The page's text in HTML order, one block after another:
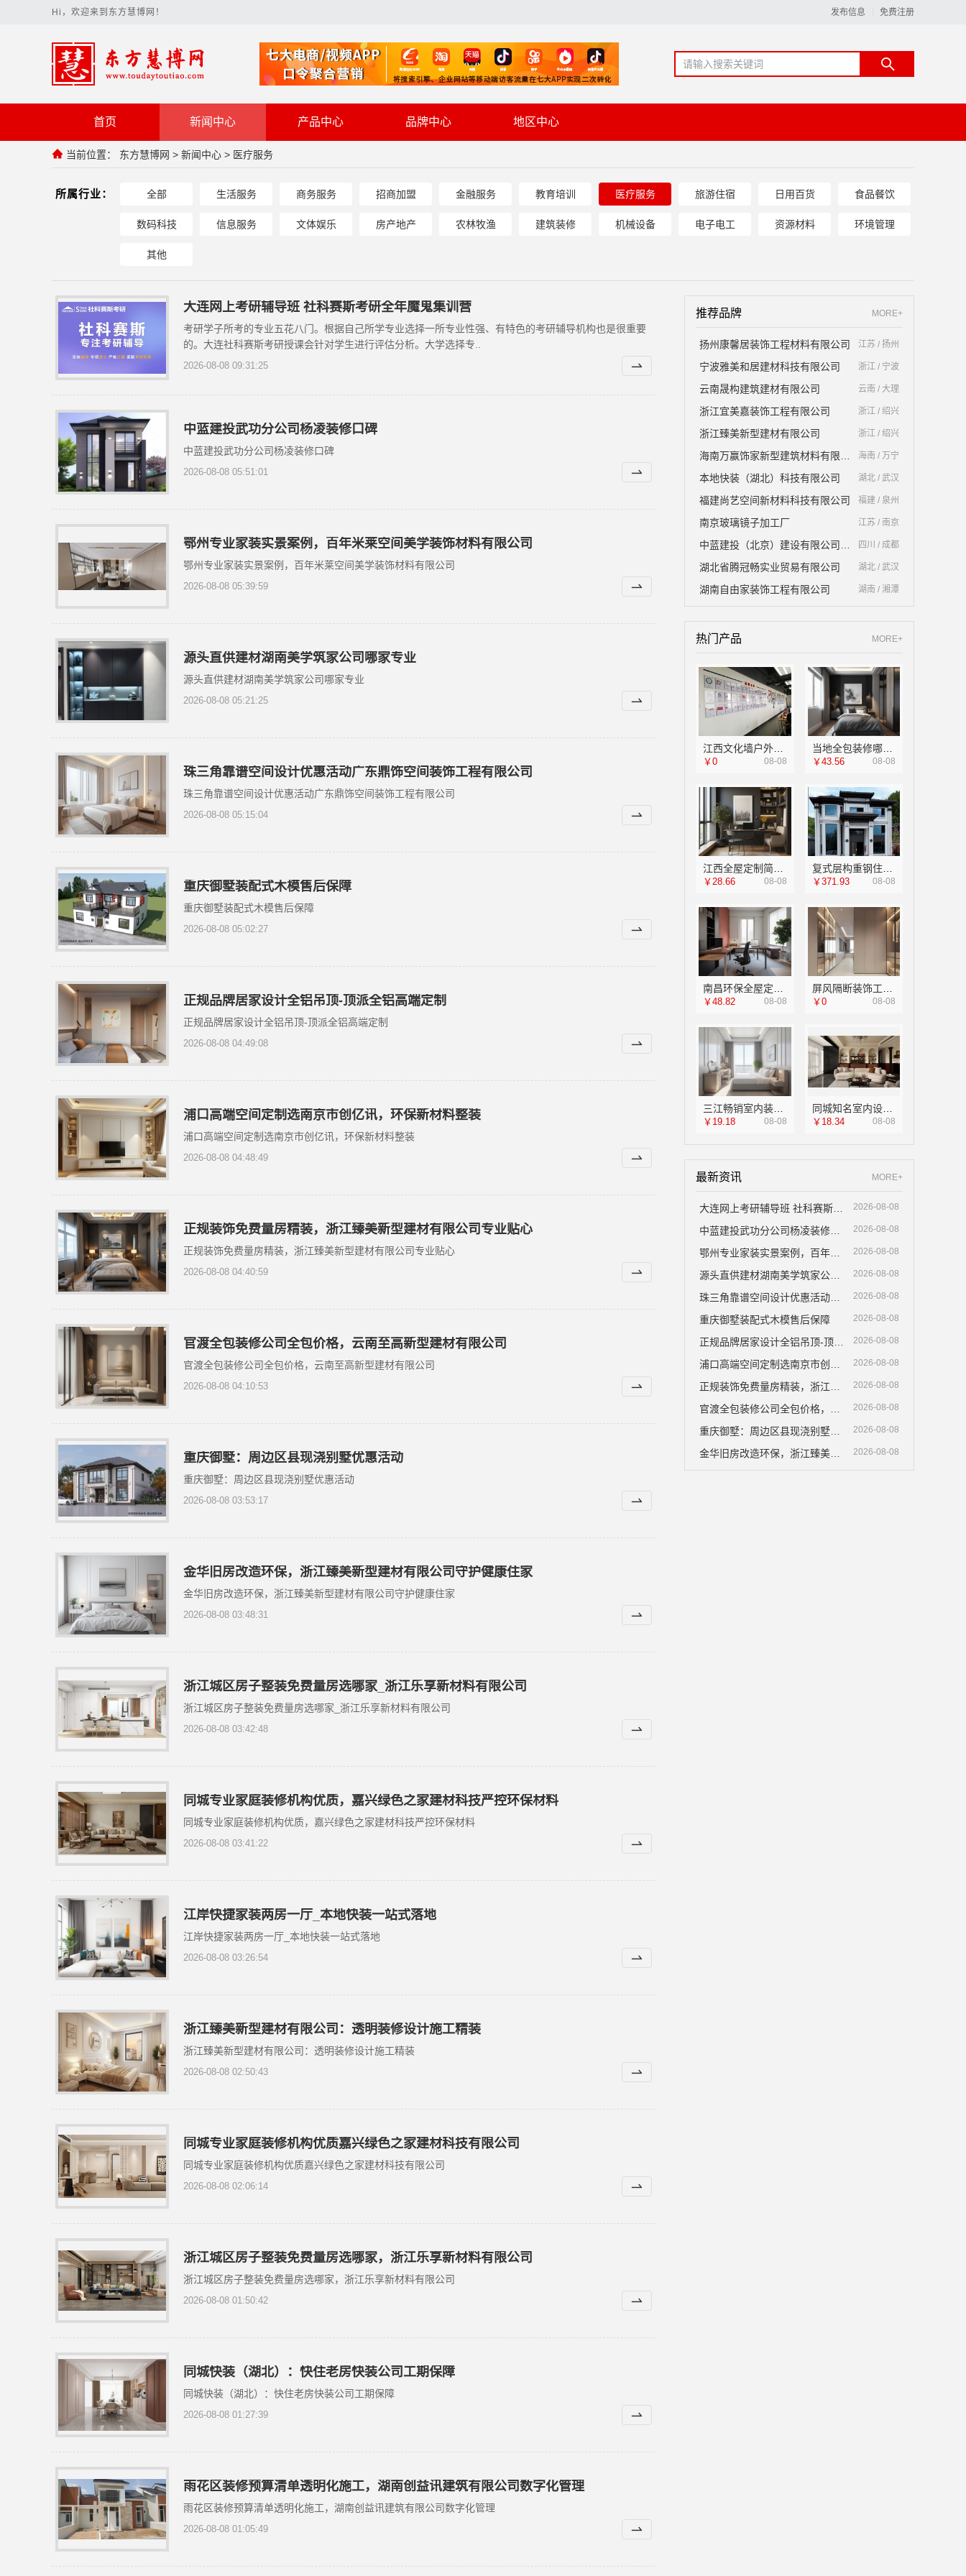
Hi，欢迎来到东方慧博网！ 发布信息 免费注册
首页 新闻中心 产品中心 品牌中心 地区中心
当前位置： 东方慧博网 > 新闻中心 > 医疗服务
所属行业： 全部 生活服务 商务服务 招商加盟 金融服务 教育培训 医疗服务 旅游住宿 日用百货 食品餐饮
数码科技 信息服务 文体娱乐 房产地产 农林牧渔 建筑装修 机械设备 电子电工 资源材料 环境管理
其他
大连网上考研辅导班 社科赛斯考研全年魔鬼集训营
考研学子所考的专业五花八门。根据自己所学专业选择一所专业性强、有特色的考研辅导机构也是很重要
的。大连社科赛斯考研授课会针对学生进行评估分析。大学选择专..
2026-08-08 09:31:25
中蓝建投武功分公司杨凌装修口碑
中蓝建投武功分公司杨凌装修口碑
2026-08-08 05:51:01
鄂州专业家装实景案例，百年米莱空间美学装饰材料有限公司
鄂州专业家装实景案例，百年米莱空间美学装饰材料有限公司
2026-08-08 05:39:59
源头直供建材湖南美学筑家公司哪家专业
源头直供建材湖南美学筑家公司哪家专业
2026-08-08 05:21:25
珠三角靠谱空间设计优惠活动广东鼎饰空间装饰工程有限公司
珠三角靠谱空间设计优惠活动广东鼎饰空间装饰工程有限公司
2026-08-08 05:15:04
重庆御墅装配式木模售后保障
重庆御墅装配式木模售后保障
2026-08-08 05:02:27
正规品牌居家设计全铝吊顶-顶派全铝高端定制
正规品牌居家设计全铝吊顶-顶派全铝高端定制
2026-08-08 04:49:08
浦口高端空间定制选南京市创亿讯，环保新材料整装
浦口高端空间定制选南京市创亿讯，环保新材料整装
2026-08-08 04:48:49
正规装饰免费量房精装，浙江臻美新型建材有限公司专业贴心
正规装饰免费量房精装，浙江臻美新型建材有限公司专业贴心
2026-08-08 04:40:59
官渡全包装修公司全包价格，云南至高新型建材有限公司
官渡全包装修公司全包价格，云南至高新型建材有限公司
2026-08-08 04:10:53
重庆御墅：周边区县现浇别墅优惠活动
重庆御墅：周边区县现浇别墅优惠活动
2026-08-08 03:53:17
金华旧房改造环保，浙江臻美新型建材有限公司守护健康住家
金华旧房改造环保，浙江臻美新型建材有限公司守护健康住家
2026-08-08 03:48:31
浙江城区房子整装免费量房选哪家_浙江乐享新材料有限公司
浙江城区房子整装免费量房选哪家_浙江乐享新材料有限公司
2026-08-08 03:42:48
同城专业家庭装修机构优质，嘉兴绿色之家建材科技严控环保材料
同城专业家庭装修机构优质，嘉兴绿色之家建材科技严控环保材料
2026-08-08 03:41:22
江岸快捷家装两房一厅_本地快装一站式落地
江岸快捷家装两房一厅_本地快装一站式落地
2026-08-08 03:26:54
浙江臻美新型建材有限公司：透明装修设计施工精装
浙江臻美新型建材有限公司：透明装修设计施工精装
2026-08-08 02:50:43
同城专业家庭装修机构优质嘉兴绿色之家建材科技有限公司
同城专业家庭装修机构优质嘉兴绿色之家建材科技有限公司
2026-08-08 02:06:14
浙江城区房子整装免费量房选哪家，浙江乐享新材料有限公司
浙江城区房子整装免费量房选哪家，浙江乐享新材料有限公司
2026-08-08 01:50:42
同城快装（湖北）：快住老房快装公司工期保障
同城快装（湖北）：快住老房快装公司工期保障
2026-08-08 01:27:39
雨花区装修预算清单透明化施工，湖南创益讯建筑有限公司数字化管理
雨花区装修预算清单透明化施工，湖南创益讯建筑有限公司数字化管理
2026-08-08 01:05:49
推荐品牌 MORE+
扬州康馨居装饰工程材料有限公司 江苏 / 扬州
宁波雅美和居建材科技有限公司 浙江 / 宁波
云南晟构建筑建材有限公司 云南 / 大理
浙江宜美嘉装饰工程有限公司 浙江 / 绍兴
浙江臻美新型建材有限公司 浙江 / 绍兴
海南 / 万宁
本地快装（湖北）科技有限公司 湖北 / 武汉
福建尚艺空间新材料科技有限公司 福建 / 泉州
南京玻璃镜子加工厂 江苏 / 南京
四川 / 成都
湖北省腾冠畅实业贸易有限公司 湖北 / 武汉
湖南自由家装饰工程有限公司 湖南 / 湘潭
热门产品 MORE+
￥0 08-08
当地全包装修哪家好江西圣匠新型材料
￥43.56 08-08
￥28.66 08-08
复式层构重钢住宅公司，云南晟构建筑建材有限公司
￥371.93 08-08
￥48.82 08-08 ￥0 08-08
￥19.18 08-08
同城知名室内设计团队高端，嘉兴绿色之家建材科技定义美学
￥18.34 08-08
最新资讯 MORE+
2026-08-08
2026-08-08
2026-08-08
2026-08-08
2026-08-08
重庆御墅装配式木模售后保障 2026-08-08
2026-08-08
2026-08-08
2026-08-08
2026-08-08
2026-08-08
2026-08-08